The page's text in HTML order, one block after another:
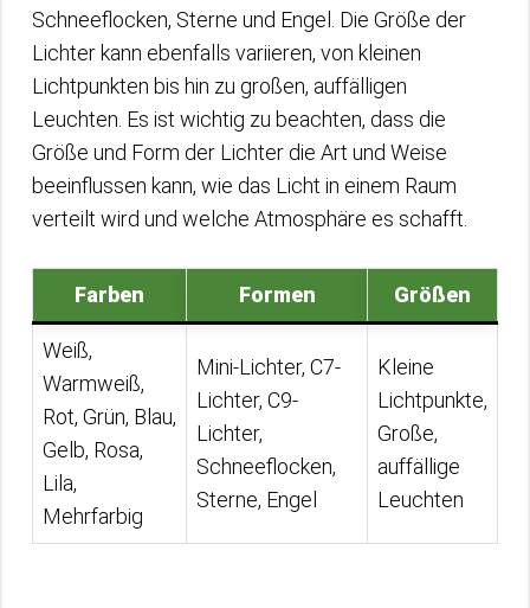
Schneeflocken, Sterne und Engel. Die Größe der
Lichter kann ebenfalls variieren, von kleinen
Lichtpunkten bis hin zu großen, auffälligen
Leuchten. Es ist wichtig zu beachten, dass die
Größe und Form der Lichter die Art und Weise
beeinflussen kann, wie das Licht in einem Raum
verteilt wird und welche Atmosphäre es schafft.
Farben Formen Größen
Weiß,
Warmweiß,
Rot, Grün, Blau,
Gelb, Rosa,
Lila,
Mehrfarbig
Mini-Lichter, C7-
Lichter, C9-
Lichter,
Schneeflocken,
Sterne, Engel
Kleine
Lichtpunkte,
Große,
auffällige
Leuchten